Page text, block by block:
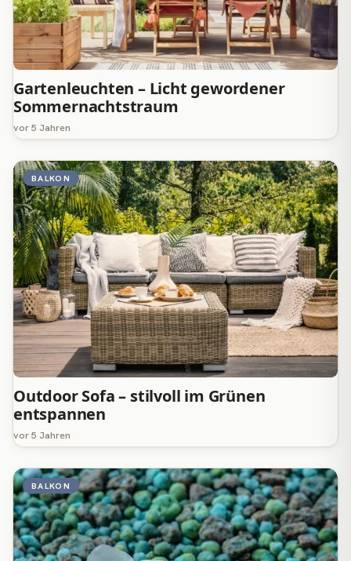
Gartenleuchten – Licht gewordener
Sommernachtstraum
vor 5 Jahren
BALKON
Outdoor Sofa – stilvoll im Grünen
entspannen
vor 5 Jahren
BALKON